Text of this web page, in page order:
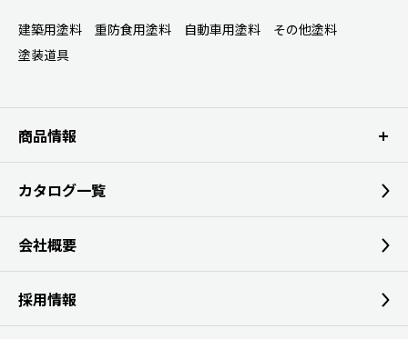
建築用塗料 重防食用塗料 自動車用塗料
その他塗料
塗装道具
商品情報
カタログ一覧
会社概要
採用情報